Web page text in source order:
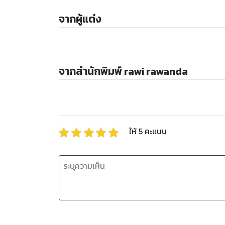
จากผู้แต่ง
จากสำนักพิมพ์ rawi rawanda
ให้ 5 คะแนน